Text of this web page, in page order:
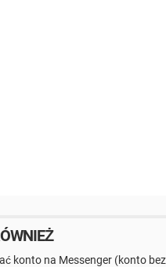
konto na Messenger (konto bez